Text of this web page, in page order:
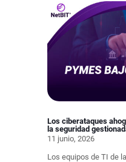
Los ciberataques
la seguridad
11 junio, 2026
Los equipos de TI de